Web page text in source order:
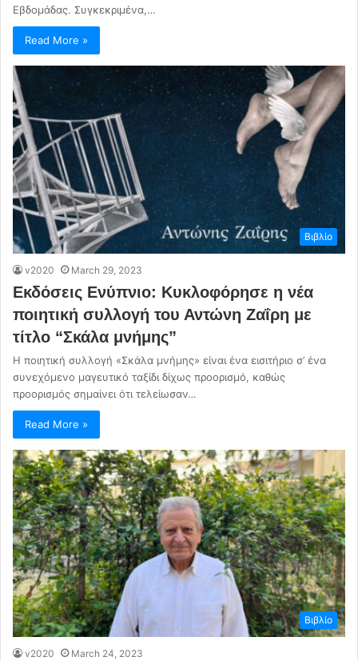
Εβδομάδας. Συγκεκριμένα,…
Read More »
Βιβλίο
v2020 March 29, 2023
Εκδόσεις Ενύπνιο: Κυκλοφόρησε η νέα
ποιητική συλλογή του Αντώνη Ζαΐρη με
τίτλο “Σκάλα μνήμης”
Η ποιητική συλλογή «Σκάλα μνήμης» είναι ένα εισιτήριο σ’ ένα
συνεχόμενο μαγευτικό ταξίδι δίχως προορισμό, καθώς
προορισμός σημαίνει ότι τελείωσαν…
Read More »
Βιβλίο
v2020 March 24, 2023